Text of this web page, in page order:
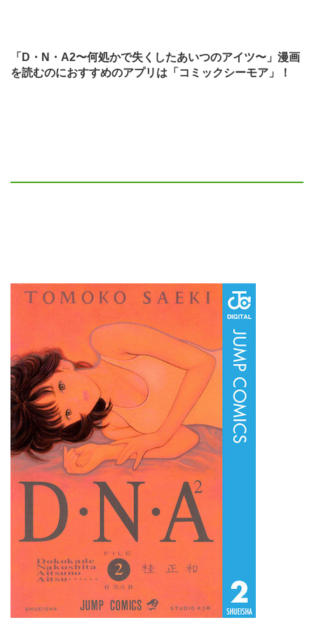
「D・N・A2〜何処かで失くしたあいつのアイツ〜」漫画
を読むのにおすすめのアプリは「コミックシーモア」！